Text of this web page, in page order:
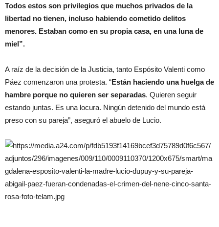
Todos estos son privilegios que muchos privados de la
libertad no tienen, incluso habiendo cometido delitos
menores. Estaban como en su propia casa, en una luna de
miel”.
A raíz de la decisión de la Justicia, tanto Espósito Valenti como
Páez comenzaron una protesta. “Están haciendo una huelga de
hambre porque no quieren ser separadas. Quieren seguir
estando juntas. Es una locura. Ningún detenido del mundo está
preso con su pareja”, aseguró el abuelo de Lucio.